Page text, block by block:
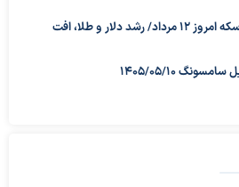
قیمت دلار،قیمت طلا و سکه امروز ۱۲ مرداد/ رشد دلار و طلا، افت
1405/05/10